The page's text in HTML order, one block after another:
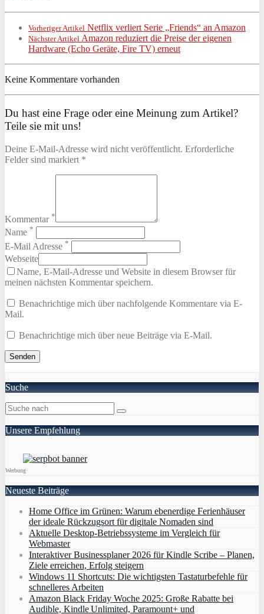
Vorheriger Artikel Netflix verliert Serie „Friends“ an Amazon
Nächster Artikel Amazon reduziert die Preise der eigenen
Hardware (Echo Geräte, Fire TV) erneut
Keine Kommentare vorhanden
Du hast eine Frage oder eine Meinung zum Artikel?
Teile sie mit uns!
Deine E-Mail-Adresse wird nicht veröffentlicht. Erforderliche
Felder sind markiert *
Kommentar *
Name *
E-Mail Adresse *
Webseite
Name, E-Mail-Adresse und Website in diesem Browser für
meinen nächsten Kommentar speichern.
Benachrichtige mich über nachfolgende Kommentare via E-
Mail.
Benachrichtige mich über neue Beiträge via E-Mail.
Suche
Unsere Empfehlung
Werbung
Neueste Beiträge
Home Office im Grünen: Warum ebenerdige Ferienhäuser
der ideale Rückzugsort für digitale Nomaden sind
Aktuelle Desktop-Betriebssysteme im Vergleich für
Webmaster
Interaktiver Businessplaner 2026 für Kindle Scribe – Planen,
Ziele erreichen, Erfolg steigern
Windows 11 Shortcuts: Die wichtigsten Tastaturbefehle für
schnelleres Arbeiten
Amazon Black Friday Woche 2025: Große Rabatte bei
Audible, Kindle Unlimited, Paramount+ und